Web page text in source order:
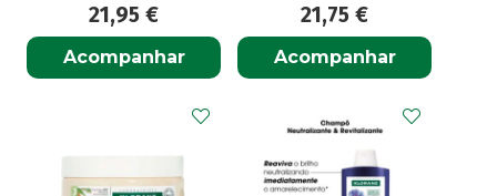
21,95 €
Acompanhar
21,75 €
Acompanhar